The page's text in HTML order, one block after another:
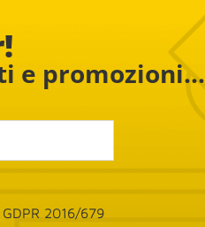
e promozioni...
2016/679